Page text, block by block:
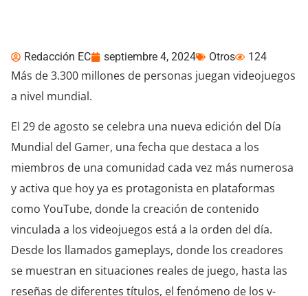
Redacción EC septiembre 4, 2024 Otros 124
Más de 3.300 millones de personas juegan videojuegos
a nivel mundial.
El 29 de agosto se celebra una nueva edición del Día
Mundial del Gamer, una fecha que destaca a los
miembros de una comunidad cada vez más numerosa
y activa que hoy ya es protagonista en plataformas
como YouTube, donde la creación de contenido
vinculada a los videojuegos está a la orden del día.
Desde los llamados gameplays, donde los creadores
se muestran en situaciones reales de juego, hasta las
reseñas de diferentes títulos, el fenómeno de los v-